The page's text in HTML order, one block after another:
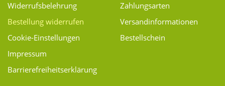
Widerrufsbelehrung
Bestellung widerrufen
Cookie-Einstellungen
Impressum
Barrierefreiheitserklärung
Zahlungsarten
Versand­informationen
Bestellschein